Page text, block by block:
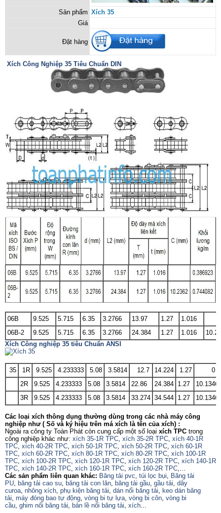
Sản phẩm Xích 35
Giá
Đặt hàng
Xích Công Nghiệp 35 Tiêu Chuẩn DIN
06B 9.525 5.715 6.35 3.2766 13.97 1.27
1.016
06B-2
9.525 5.715 6.35 3.2766 24.384 1.27 1.016
Xích Công nghiệp 35 tiêu Chuẩn ANSI
35 1R 9.525 4.233333 5.08 3.5814 12.7 14.224 1.27
0
2R
9.525 4.233333 5.08 3.5814 22.86 24.384 1.27
10.1346
3R
9.525 4.233333 5.08 3.5814 33.274 34.544 1.27 10.1346
Các loại xích thông dụng thường dùng trong các nhà máy công
nghiệp như ( Số và ký hiệu trên má xích là tên của xích) :
Ngoài ra công ty Toàn Phát còn cung cấp một số loại xích TPC trong
công nghiệp khác như: xích 35-1R TPC, xích 35-2R TPC, xích 40-1R
TPC, xích 40-2R TPC, xích 50-1R TPC, xích 50-2R TPC, xích 60-1R
TPC, xích 60-2R TPC, xích 80-1R TPC, xích 80-2R TPC, xích 100-1R
TPC, xích 100-2R TPC, xích 120-1R TPC, xích 120-2R TPC, xích 140-1R
TPC, xích 140-2R TPC, xích 160-1R TPC, xích 160-2R TPC,...
Các sản phẩm liên quan khác: Băng tải pvc, túi lọc bụi, Băng tải
PU, băng tải cao su, băng tải con lăn, băng tải gầu, gầu tải, dây
curoa, nhông xích, phụ kiện băng tải, dán nối băng tải, keo dán băng
tải, máy đóng bao tự động, vòng bi tự lựa, vòng bi côn, vòng bi
cầu, ghim nối băng tải, bản lề nối băng tải, xích...